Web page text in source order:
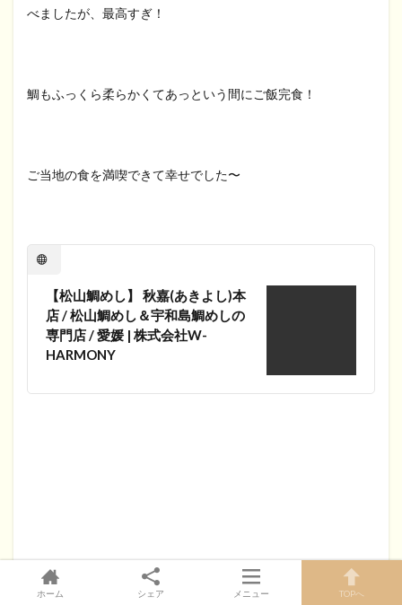
べましたが、最高すぎ！
鯛もふっくら柔らかくてあっという間にご飯完食！
ご当地の食を満喫できて幸せでした〜
【松山鯛めし】 秋嘉(あきよし)本
店 / 松山鯛めし＆宇和島鯛めしの
専門店 / 愛媛 | 株式会社W-
HARMONY
ホーム シェア メニュー TOPへ